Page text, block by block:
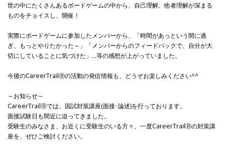
世の中にたくさんあるボードゲームの中から、自己理解、他者理解が深まる
ものをチョイスし、開催！
実際にボードゲームに参加したメンバーから、「時間があっという間に過
ぎ、もっとやりたかった～」「メンバーからのフィードバックで、自分が大
切にしていることに気づけた」…等の感想が上がっていました。
今後のCareerTrailⓇの活動の発信情報も、どうぞお楽しみください^^
～お知らせ～
CareerTrailⓇでは、国試対策講座(面接･論述)を行っております。
面接試験日も間近に迫ってきました。
受験生のみなさま、お近くに受験生のいる方々、一度CareerTrailⓇの対策講
座を、ぜひご検討ください。